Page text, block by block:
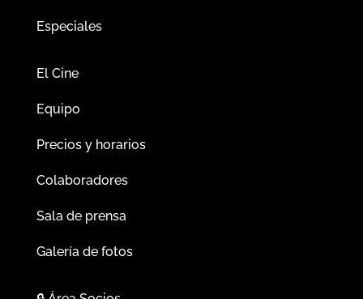
Especiales
El Cine
Equipo
Precios y horarios
Colaboradores
Sala de prensa
Galería de fotos